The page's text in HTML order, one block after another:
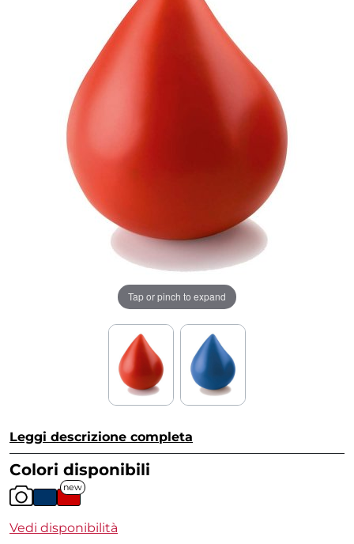
Tap or pinch to expand
Leggi descrizione completa
Colori disponibili
new
Vedi disponibilità